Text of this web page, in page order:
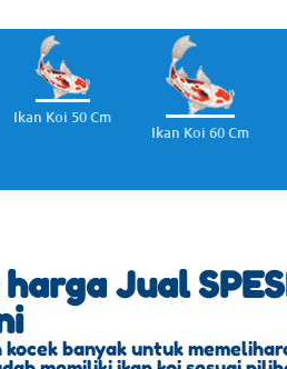
Ikan Koi 50 Cm
Ikan Koi 60 Cm
Jual
banyak untuk